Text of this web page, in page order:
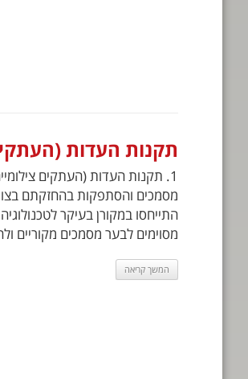
תקנות העדות
מסוימים לבער מסמכים מקוריים
המשך קריאה